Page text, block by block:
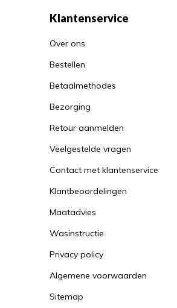
Klantenservice
Over ons
Bestellen
Betaalmethodes
Bezorging
Retour aanmelden
Veelgestelde vragen
Contact met klantenservice
Klantbeoordelingen
Maatadvies
Wasinstructie
Privacy policy
Algemene voorwaarden
Sitemap